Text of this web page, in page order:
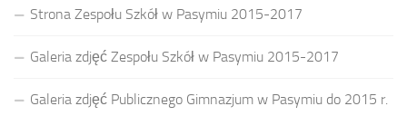
Strona Zespołu Szkół w Pasymiu 2015-2017
Galeria zdjęć Zespołu Szkół w Pasymiu 2015-2017
Galeria zdjęć Publicznego Gimnazjum w Pasymiu do 2015 r.